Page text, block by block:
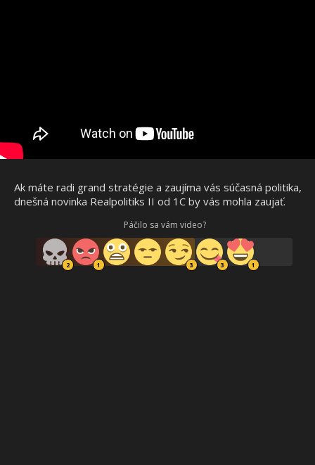
Ak máte radi grand stratégie a zaujíma vás súčasná politika,
dnešná novinka Realpolitiks II od 1C by vás mohla zaujať.
Páčilo sa vám video?